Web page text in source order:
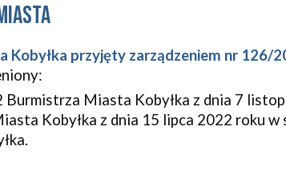
Kobyłka przyjęty zarządzeniem nr 126/
Miasta Kobyłka z dnia 7
Kobyłka z dnia 15 lipca 2022 roku w